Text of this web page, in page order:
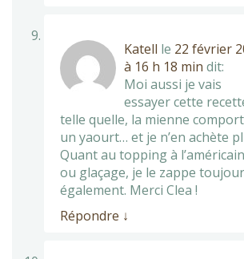
Katell le 22 février
à 16 h 18 min dit:
Moi aussi je vais
essayer cette
telle quelle, la mienne
un yaourt… et je n’en achète
Quant au topping à
ou glaçage, je le zappe
également. Merci Clea !
Répondre ↓